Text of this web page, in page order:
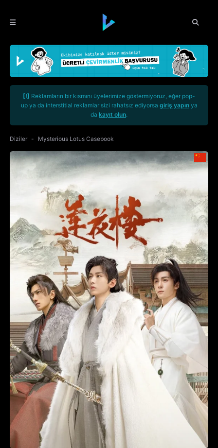
[!] Reklamların bir kısmını üyelerimize göstermiyoruz, eğer pop-
up ya da interstitial reklamlar sizi rahatsız ediyorsa giriş yapınya
da kayıt olun.
Diziler Mysterious Lotus Casebook